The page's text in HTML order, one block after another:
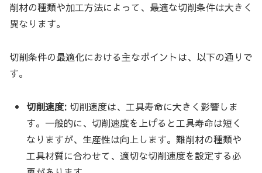
削材の種類や加工方法によって、最適な切削条件は大きく
異なります。
切削条件の最適化における主なポイントは、以下の通りで
す。
切削速度: 切削速度は、工具寿命に大きく影響しま
す。一般的に、切削速度を上げると工具寿命は短く
なりますが、生産性は向上します。難削材の種類や
工具材質に合わせて、適切な切削速度を設定する必